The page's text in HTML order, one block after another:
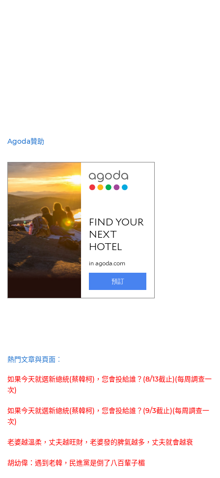
Agoda贊助
熱門文章與頁面︰
如果今天就選新總統(蔡韓柯)，您會投給誰？(8/13截止)(每周調查一
次)
如果今天就選新總統(蔡韓柯)，您會投給誰？(9/3截止)(每周調查一
次)
老婆越溫柔，丈夫越旺財，老婆發的脾氣越多，丈夫就會越衰
胡幼偉：遇到老韓，民進黨是倒了八百輩子楣